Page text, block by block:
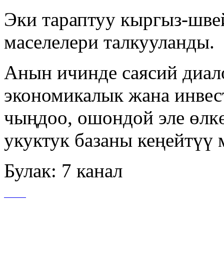
Эки тараптуу кыргыз-
маселелери талкууланды.
Анын ичинде саясий
экономикалык жана
чыңдоо, ошондой эле
укуктук базаны
Булак: 7 канал